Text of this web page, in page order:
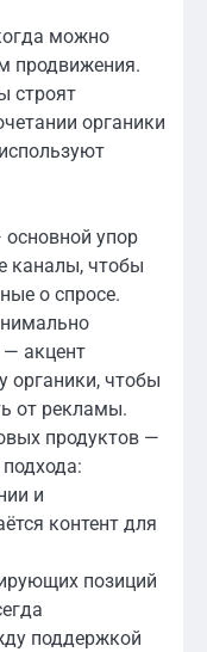
можно
продвижения.
строят
органики
основной упор
каналы, чтобы
о спросе.
акцент
органики, чтобы
от рекламы.
продуктов —
и
контент для
позиций
поддержкой